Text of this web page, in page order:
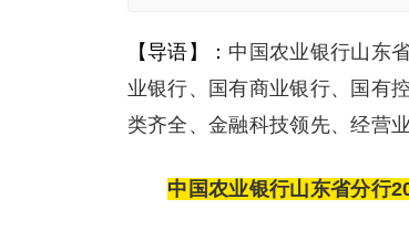
【导语】： 中国农业银行山东
业银行、国有商业银行、国有
类齐全、金融科技领先、经营
中国农业银行山东省分行